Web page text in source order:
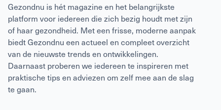
Gezondnu is hét magazine en het belangrijkste
platform voor iedereen die zich bezig houdt met zijn
of haar gezondheid. Met een frisse, moderne aanpak
biedt Gezondnu een actueel en compleet overzicht
van de nieuwste trends en ontwikkelingen.
Daarnaast proberen we iedereen te inspireren met
praktische tips en adviezen om zelf mee aan de slag
te gaan.